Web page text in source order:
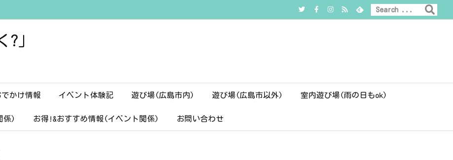
?」
かけ情報 イベント体験記 遊び場(広島市内) 遊び場(広島市以外) 室内遊び場(雨の日もok)
係) お得!&おすすめ情報(イベント関係) お問い合わせ